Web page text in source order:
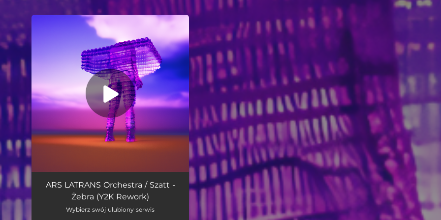
You're all set!
Żebra (feat. Runforrest & Odet) [Y2K Rework] 03:47
ARS LATRANS Orchestra / Szatt -
Żebra (Y2K Rework)
Wybierz swój ulubiony serwis